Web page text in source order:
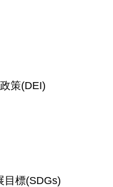
策(DEI)
目標(SDGs)